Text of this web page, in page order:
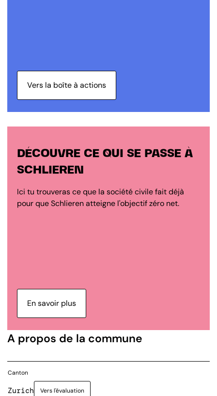
Vers la boîte à actions
DÉCOUVRE CE QUI SE PASSE À
SCHLIEREN
Ici tu trouveras ce que la société civile fait déjà
pour que Schlieren atteigne l'objectif zéro net.
En savoir plus
A propos de la commune
Canton
Zurich Vers l'évaluation